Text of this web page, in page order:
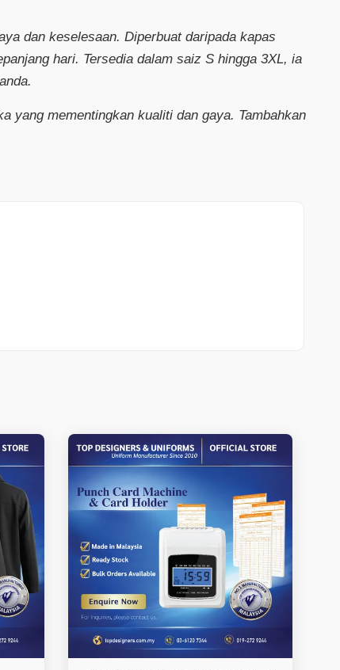
dan keselesaan. Diperbuat daripada kapas
hari. Tersedia dalam saiz S hingga 3XL, ia
yang mementingkan kualiti dan gaya. Tambahkan